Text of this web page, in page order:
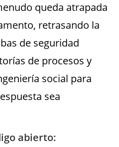
queda atrapada
retrasando la
de seguridad
de procesos y
social para
sea
abierto: